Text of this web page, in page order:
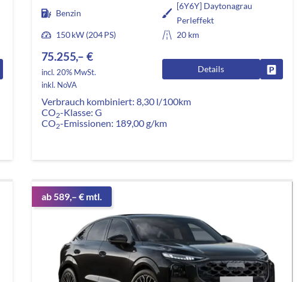
Fahrzeug parken
Benzin
[6Y6Y] Daytonagrau
Perleffekt
150 kW (204 PS)
20 km
75.255,– €
incl. 20% MwSt.
inkl. NoVA
Details
Verbrauch kombiniert: 8,30 l/100km
CO2-Klasse: G
CO2-Emissionen: 189,00 g/km
ab 589,– € mtl.